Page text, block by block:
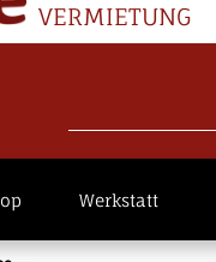
VERMIETUNG
Werkstatt